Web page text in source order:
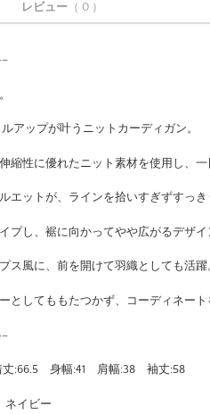
レビュー （ 0 ）
アップが叶うニットカーディガン。
縮性に優れたニット素材を使用し、
エットが、ラインを拾いすぎずすっき
プし、裾に向かってやや広がるデザ
ス風に、前を開けて羽織としても活躍
としてももたつかず、コーディネー
丈:66.5 身幅:41 肩幅:38 袖丈:58
ネイビー